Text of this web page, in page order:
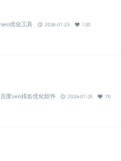
seo优化工具 2026-01-25 120
百度seo排名优化软件 2026-01-25 70